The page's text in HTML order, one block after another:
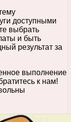
доступными
выбрать
и быть
результат за
выполнение
к нам!